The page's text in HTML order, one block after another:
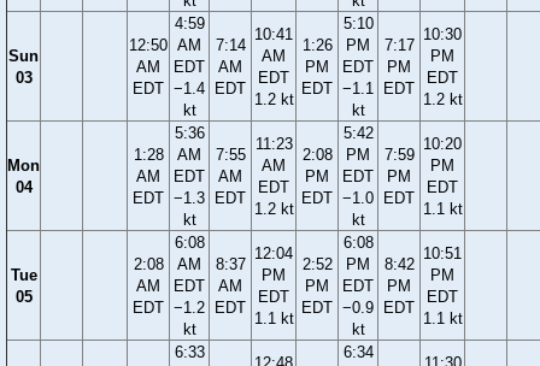
Sun
03
12:50
AM
EDT
4:59
AM
EDT
−1.4
kt
7:14
AM
EDT
10:41
AM
EDT
1.2 kt
1:26
PM
EDT
5:10
PM
EDT
−1.1
kt
7:17
PM
EDT
10:30
PM
EDT
1.2 kt
Mon
04
1:28
AM
EDT
5:36
AM
EDT
−1.3
kt
7:55
AM
EDT
11:23
AM
EDT
1.2 kt
2:08
PM
EDT
5:42
PM
EDT
−1.0
kt
7:59
PM
EDT
10:20
PM
EDT
1.1 kt
Tue
05
2:08
AM
EDT
6:08
AM
EDT
−1.2
kt
8:37
AM
EDT
12:04
PM
EDT
1.1 kt
2:52
PM
EDT
6:08
PM
EDT
−0.9
kt
8:42
PM
EDT
10:51
PM
EDT
1.1 kt
6:33
6:34